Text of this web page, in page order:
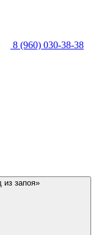
8 (960) 030-38-38
запоя»